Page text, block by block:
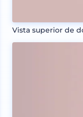
Vista superior de